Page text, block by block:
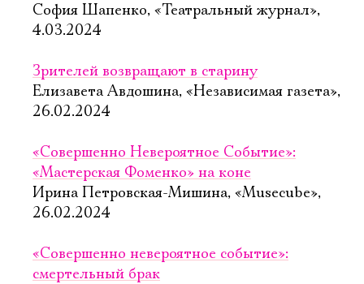
София Шапенко, «Театральный журнал»,
4.03.2024
Зрителей возвращают в старину
Елизавета Авдошина, «Независимая газета»,
26.02.2024
«Совершенно Невероятное Событие»:
«Мастерская Фоменко» на коне
Ирина Петровская-Мишина, «Musecube»,
26.02.2024
«Совершенно невероятное событие»:
смертельный брак